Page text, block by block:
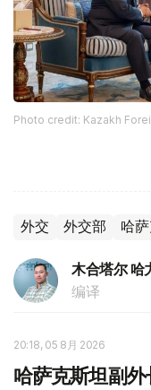
Photo credit: Kazakh
外交 外交部 哈
木合塔尔 哈
编译
20:18, 05 8月 2026
哈萨克斯坦副